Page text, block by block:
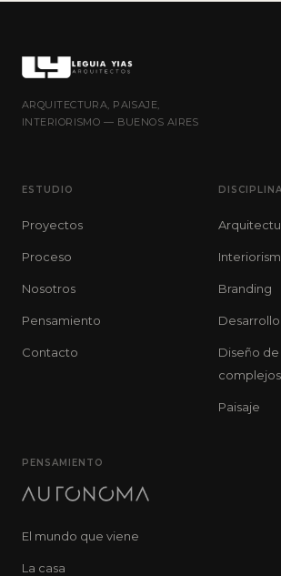
ARQUITECTURA, PAISAJE,
INTERIORISMO — BUENOS AIRES
ESTUDIO
Proyectos
Proceso
Nosotros
Pensamiento
Contacto
Branding
Diseño
complejos
Paisaje
PENSAMIENTO
El mundo que viene
La casa